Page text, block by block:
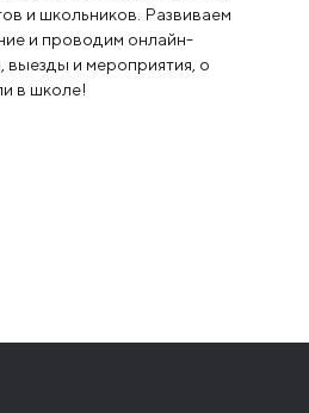
и школьников. Развиваем
и проводим онлайн-
выезды и мероприятия, о
в школе!